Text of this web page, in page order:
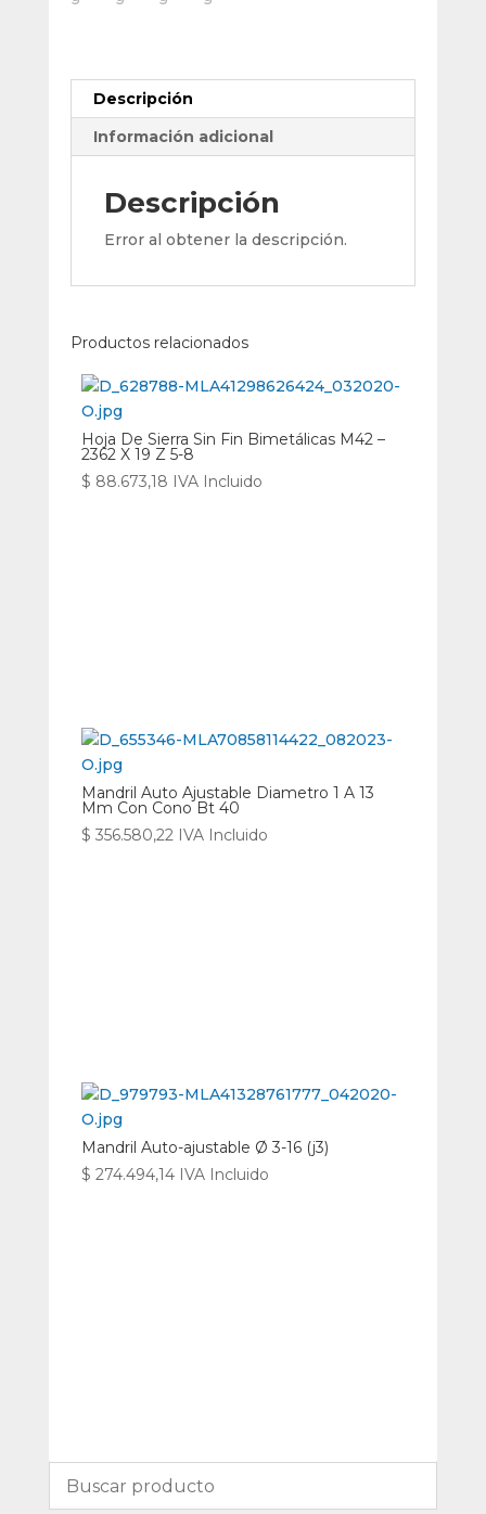
Descripción
Información adicional
Descripción
Error al obtener la descripción.
Productos relacionados
Hoja De Sierra Sin Fin Bimetálicas M42 –
2362 X 19 Z 5-8
$ 88.673,18 IVA Incluido
Mandril Auto Ajustable Diametro 1 A 13
Mm Con Cono Bt 40
$ 356.580,22 IVA Incluido
Mandril Auto-ajustable Ø 3-16 (j3)
$ 274.494,14 IVA Incluido